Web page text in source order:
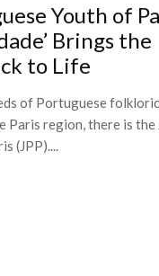
Youth of
Brings the
to Life
of Portuguese
Paris region, there is the
(JPP)....